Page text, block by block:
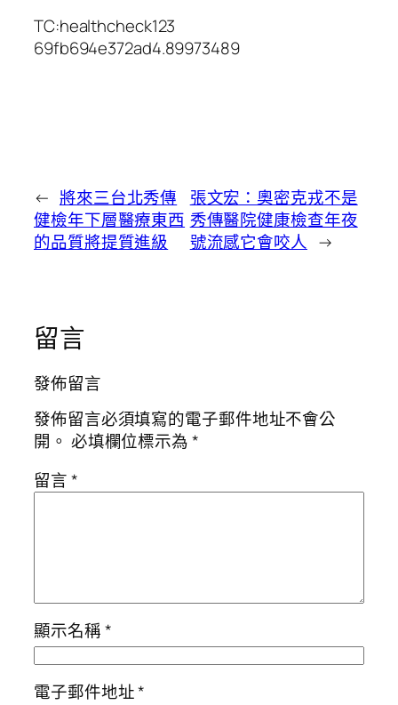
TC:healthcheck123
69fb694e372ad4.89973489
← 將來三台北秀傳
健檢年下層醫療東西
的品質將提質進級
張文宏：奧密克戎不是
秀傳醫院健康檢查年夜
號流感它會咬人 →
留言
發佈留言
發佈留言必須填寫的電子郵件地址不會公
開。 必填欄位標示為*
留言*
顯示名稱*
電子郵件地址*